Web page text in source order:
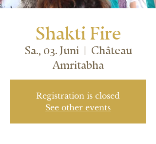
Shakti Fire
Sa., 03. Juni
  |
Château
Amritabha
Registration is closed
See other events